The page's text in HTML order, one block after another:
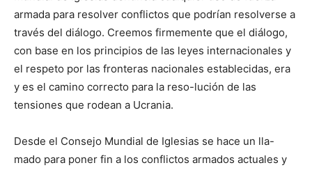
armada para resolver conflictos que podrían resolverse a
través del diálogo. Creemos firmemente que el diálogo,
con base en los principios de las leyes internacionales y
el respeto por las fronteras nacionales establecidas, era
y es el camino correcto para la reso-lución de las
tensiones que rodean a Ucrania.
Desde el Consejo Mundial de Iglesias se hace un lla-
mado para poner fin a los conflictos armados actuales y